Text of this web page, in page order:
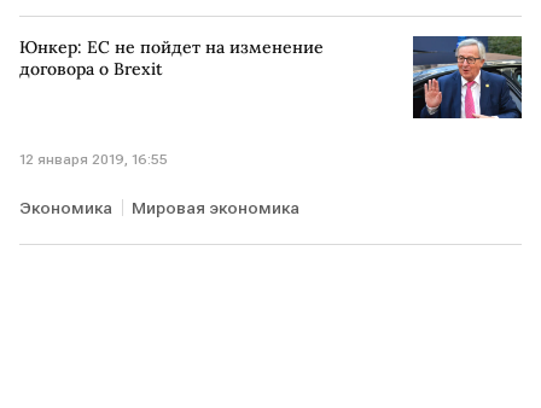
Юнкер: ЕС не пойдет на изменение
договора о Brexit
12 января 2019, 16:55
Экономика Мировая экономика